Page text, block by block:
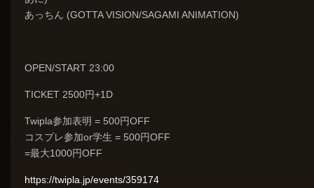
あっちん (GOTTA VISION/SAGAMI ANIMATION)
OPEN/START 23:00
TICKET 2500円+1D
Twipla参加表明 = 500円OFF
コスプレ参加or学生 = 500円OFF
=最大1000円OFF
https://twipla.jp/events/359174